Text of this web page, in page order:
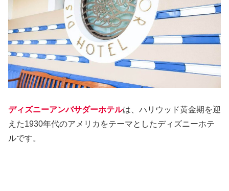
ディズニーアンバサダーホテルは、ハリウッド黄金期を迎
えた1930年代のアメリカをテーマとしたディズニーホテ
ルです。